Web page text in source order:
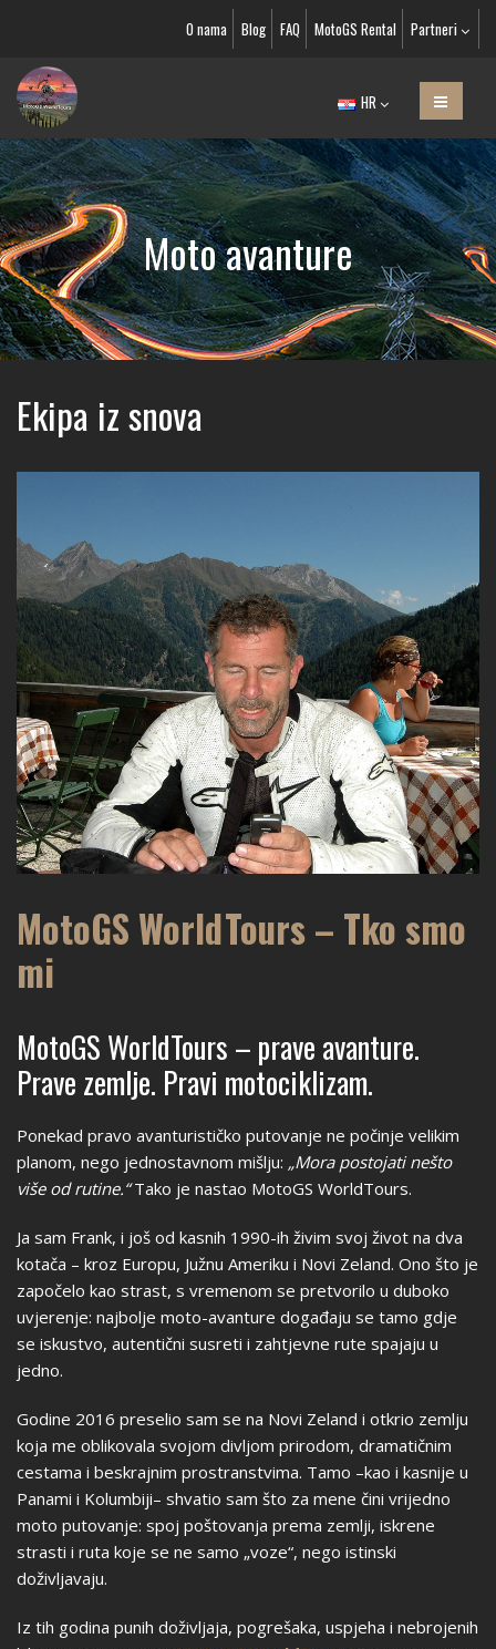
O nama Blog FAQ MotoGS Rental Partneri
HR
Moto avanture
Ekipa iz snova
MotoGS WorldTours – Tko smo
mi
MotoGS WorldTours – prave avanture.
Prave zemlje. Pravi motociklizam.
Ponekad pravo avanturističko putovanje ne počinje velikim
planom, nego jednostavnom mišlju: „Mora postojati nešto
više od rutine.“Tako je nastao MotoGS WorldTours.
Ja sam Frank, i još od kasnih 1990-ih živim svoj život na dva
kotača – kroz Europu, Južnu Ameriku i Novi Zeland. Ono što je
započelo kao strast, s vremenom se pretvorilo u duboko
uvjerenje: najbolje moto-avanture događaju se tamo gdje
se iskustvo, autentični susreti i zahtjevne rute spajaju u
jedno.
Godine 2016 preselio sam se na Novi Zeland i otkrio zemlju
koja me oblikovala svojom divljom prirodom, dramatičnim
cestama i beskrajnim prostranstvima. Tamo –kao i kasnije u
Panami i Kolumbiji– shvatio sam što za mene čini vrijedno
moto putovanje: spoj poštovanja prema zemlji, iskrene
strasti i ruta koje se ne samo „voze“, nego istinski
doživljavaju.
Iz tih godina punih doživljaja, pogrešaka, uspjeha i nebrojenih